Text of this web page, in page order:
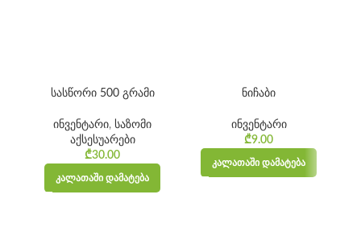
სასწორი 500 გრამი
ინვენტარი, საზომი
აქსესუარები
₾30.00
ᲙᲐᲚᲐᲗᲐᲨᲘ ᲓᲐᲛᲐᲢᲔᲑᲐ
ნიჩაბი
ინვენტარი
₾9.00
ᲙᲐᲚᲐᲗᲐᲨᲘ ᲓᲐᲛᲐᲢᲔᲑᲐ